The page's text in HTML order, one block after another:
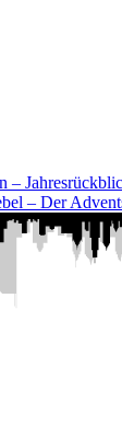
–
– Der